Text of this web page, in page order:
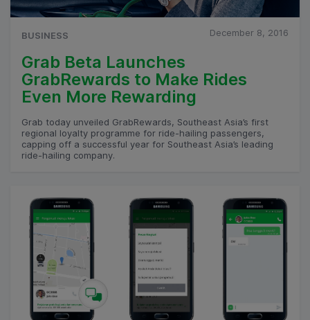
BUSINESS December 8, 2016
Grab Beta Launches
GrabRewards to Make Rides
Even More Rewarding
Grab today unveiled GrabRewards, Southeast Asia’s first
regional loyalty programme for ride-hailing passengers,
capping off a successful year for Southeast Asia’s leading
ride-hailing company.